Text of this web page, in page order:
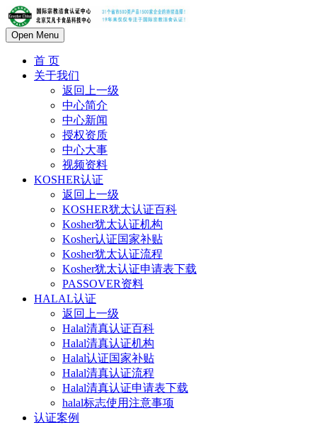
Open Menu
首 页
关于我们
返回上一级
中心简介
中心新闻
授权资质
中心大事
视频资料
KOSHER认证
返回上一级
KOSHER犹太认证百科
Kosher犹太认证机构
Kosher认证国家补贴
Kosher犹太认证流程
Kosher犹太认证申请表下载
PASSOVER资料
HALAL认证
返回上一级
Halal清真认证百科
Halal清真认证机构
Halal认证国家补贴
Halal清真认证流程
Halal清真认证申请表下载
halal标志使用注意事项
认证案例